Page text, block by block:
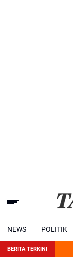
NEWS POLITIK
BERITA TERKINI